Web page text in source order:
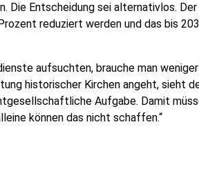
Die Entscheidung sei alternativlos. Der
reduziert werden und das bis
aufsuchten, brauche man
historischer Kirchen angeht, sieht
Aufgabe. Damit
können das nicht schaffen.“